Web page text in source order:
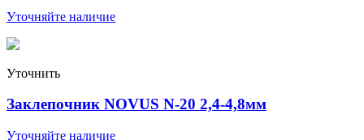
Уточняйте наличие
Уточнить
Заклепочник NOVUS N-20 2,4-4,8мм
Уточняйте наличие